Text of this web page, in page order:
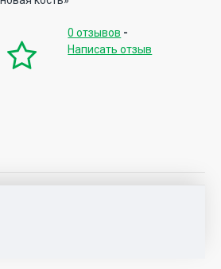
0 отзывов -
Написать отзыв